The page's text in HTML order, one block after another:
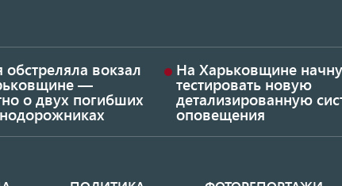
обстреляла вокзал
—
о двух погибших
На Харьковщине
тестировать новую
детализированную
оповещения